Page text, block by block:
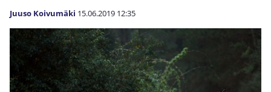
Juuso Koivumäki 15.06.2019 12:35